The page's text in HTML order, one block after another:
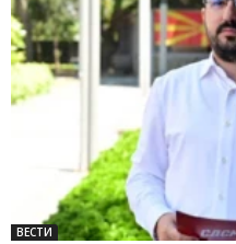
ВЕСТИ